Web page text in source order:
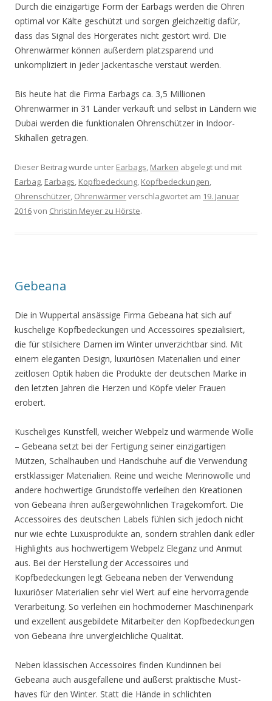
Durch die einzigartige Form der Earbags werden die Ohren
optimal vor Kälte geschützt und sorgen gleichzeitig dafür,
dass das Signal des Hörgerätes nicht gestört wird. Die
Ohrenwärmer können außerdem platzsparend und
unkompliziert in jeder Jackentasche verstaut werden.
Bis heute hat die Firma Earbags ca. 3,5 Millionen
Ohrenwärmer in 31 Länder verkauft und selbst in Ländern wie
Dubai werden die funktionalen Ohrenschützer in Indoor-
Skihallen getragen.
Dieser Beitrag wurde unter Earbags, Marken abgelegt und mit
Earbag, Earbags, Kopfbedeckung, Kopfbedeckungen,
Ohrenschützer, Ohrenwärmerverschlagwortet am 19. Januar
2016von Christin Meyer zu Hörste.
Gebeana
Die in Wuppertal ansässige Firma Gebeana hat sich auf
kuschelige Kopfbedeckungen und Accessoires spezialisiert,
die für stilsichere Damen im Winter unverzichtbar sind. Mit
einem eleganten Design, luxuriösen Materialien und einer
zeitlosen Optik haben die Produkte der deutschen Marke in
den letzten Jahren die Herzen und Köpfe vieler Frauen
erobert.
Kuscheliges Kunstfell, weicher Webpelz und wärmende Wolle
– Gebeana setzt bei der Fertigung seiner einzigartigen
Mützen, Schalhauben und Handschuhe auf die Verwendung
erstklassiger Materialien. Reine und weiche Merinowolle und
andere hochwertige Grundstoffe verleihen den Kreationen
von Gebeana ihren außergewöhnlichen Tragekomfort. Die
Accessoires des deutschen Labels fühlen sich jedoch nicht
nur wie echte Luxusprodukte an, sondern strahlen dank edler
Highlights aus hochwertigem Webpelz Eleganz und Anmut
aus. Bei der Herstellung der Accessoires und
Kopfbedeckungen legt Gebeana neben der Verwendung
luxuriöser Materialien sehr viel Wert auf eine hervorragende
Verarbeitung. So verleihen ein hochmoderner Maschinenpark
und exzellent ausgebildete Mitarbeiter den Kopfbedeckungen
von Gebeana ihre unvergleichliche Qualität.
Neben klassischen Accessoires finden Kundinnen bei
Gebeana auch ausgefallene und äußerst praktische Must-
haves für den Winter. Statt die Hände in schlichten